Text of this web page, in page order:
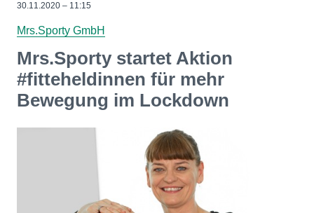
30.11.2020 – 11:15
Mrs.Sporty GmbH
Mrs.Sporty startet Aktion
#fitteheldinnen für mehr
Bewegung im Lockdown